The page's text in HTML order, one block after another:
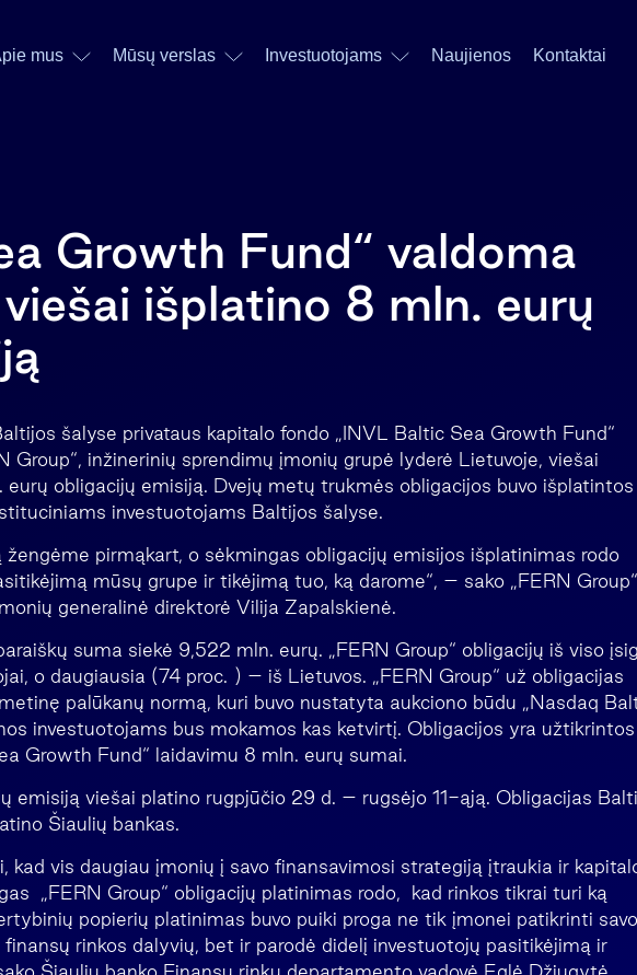
mus Mūsų verslas Investuotojams Naujienos Kontaktai
Growth Fund“ valdoma
išplatino 8 mln. eurų
šalyse privataus kapitalo fondo „INVL Baltic Sea Growth Fund“
Group“, inžinerinių sprendimų įmonių grupė lyderė Lietuvoje, viešai
eurų obligacijų emisiją. Dvejų metų trukmės obligacijos buvo išplatintos
investuotojams Baltijos šalyse.
žengėme pirmąkart, o sėkmingas obligacijų emisijos išplatinimas rodo
mūsų grupe ir tikėjimą tuo, ką darome“, – sako „FERN
generalinė direktorė Vilija Zapalskienė.
suma siekė 9,522 mln. eurų. „FERN Group“ obligacijų iš viso
o daugiausia (74 proc. ) – iš Lietuvos. „FERN Group“ už obligacijas
palūkanų normą, kuri buvo nustatyta aukciono būdu „Nasdaq
investuotojams bus mokamos kas ketvirtį. Obligacijos yra užtikrintos
Growth Fund“ laidavimu 8 mln. eurų sumai.
emisiją viešai platino rugpjūčio 29 d. – rugsėjo 11-ąją. Obligacijas
Šiaulių bankas.
kad vis daugiau įmonių į savo finansavimosi strategiją įtraukia ir
„FERN Group“ obligacijų platinimas rodo, kad rinkos tikrai turi ką
popierių platinimas buvo puiki proga ne tik įmonei patikrinti savo
rinkos dalyvių, bet ir parodė didelį investuotojų pasitikėjimą ir